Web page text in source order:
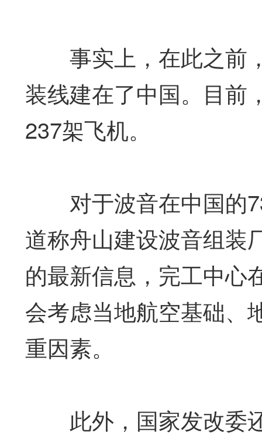
事实上，在此之前
装线建在了中国。目前
237架飞机。
对于波音在中国的
道称舟山建设波音组装
的最新信息，完工中心
会考虑当地航空基础、
重因素。
此外，国家发改委